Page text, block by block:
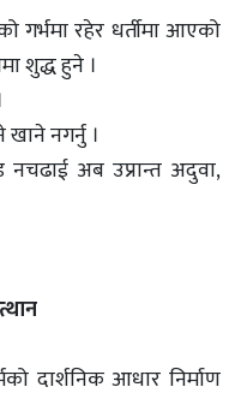
गर्भमा रहेर धर्तीमा आएको
शुद्ध हुने ।
नगर्नु ।
अब उप्रान्त अदुवा,
दार्शनिक आधार निर्माण